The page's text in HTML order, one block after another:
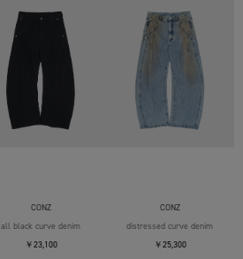
CONZ
all black curve denim
￥23,100
CONZ
distressed curve denim
￥25,300